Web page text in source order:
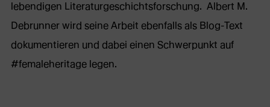
lebendigen Literaturgeschichtsforschung. Albert M.
Debrunner wird seine Arbeit ebenfalls als Blog-Text
dokumentieren und dabei einen Schwerpunkt auf
#femaleheritage legen.